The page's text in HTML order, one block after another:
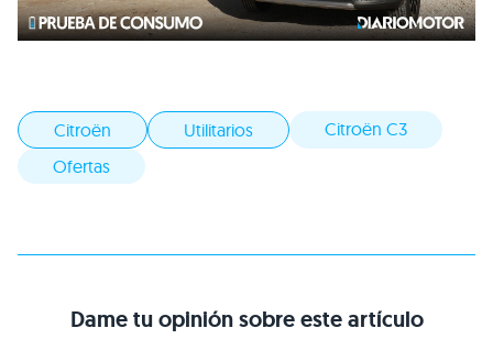
Citroën Utilitarios
Citroën C3
Ofertas
Dame tu opinión sobre este artículo